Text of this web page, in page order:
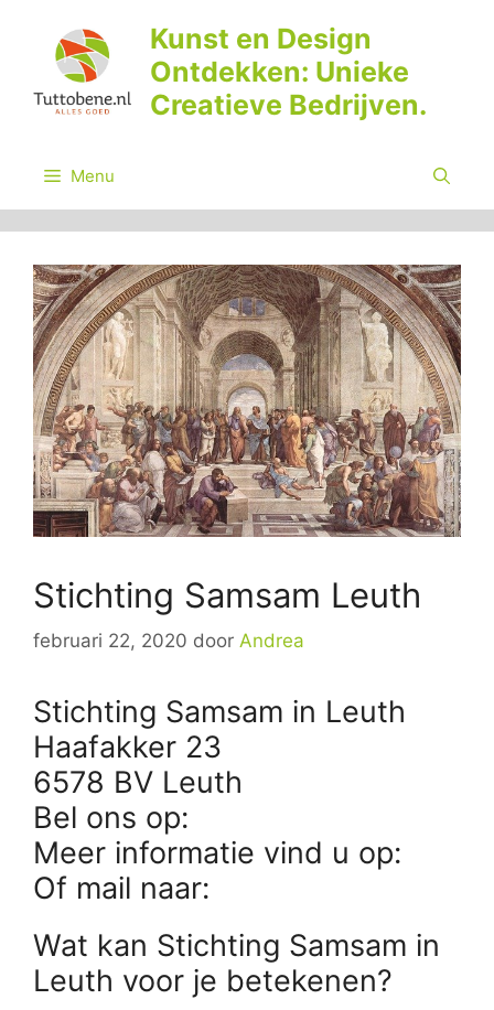
inhoud
Kunst en Design
Ontdekken: Unieke
Creatieve Bedrijven.
Menu
Stichting Samsam Leuth
februari 22, 2020 door Andrea
Stichting Samsam in Leuth
Haafakker 23
6578 BV Leuth
Bel ons op:
Meer informatie vind u op:
Of mail naar:
Wat kan Stichting Samsam in
Leuth voor je betekenen?